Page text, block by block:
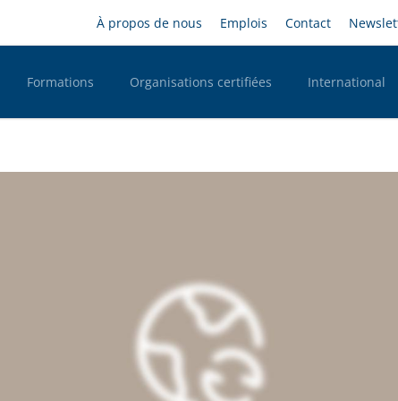
au
contenu
Headernavigation
À propos de nous Emplois Contact
Desktop
Formations Organisations certifiées International